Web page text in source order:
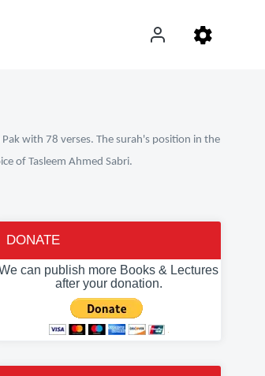
with 78 verses. The surah's position in the
of Tasleem Ahmed Sabri.
DONATE
can publish more Books & Lectures
after your donation.